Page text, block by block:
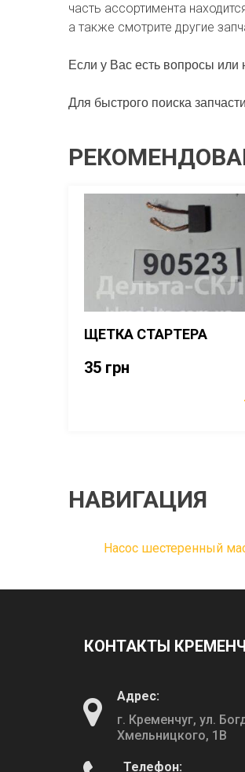
часть ассортимента
а также смотрите другие
Если у Вас есть вопросы или
Для быстрого поиска
ЩЕТКА СТАРТЕРА
35 грн
НАВИГАЦИЯ
Насос шестеренный
КОНТАКТЫ
Адрес:
г. Кременчуг, ул.
Хмельницкого, 1В
Телефон: